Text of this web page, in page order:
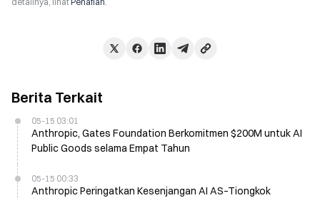
Berita Terkait
05-15 03:01
Anthropic, Gates Foundation Berkomitmen $200M untuk AI
Public Goods selama Empat Tahun
05-15 00:33
Anthropic Peringatkan Kesenjangan AI AS–Tiongkok